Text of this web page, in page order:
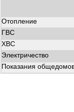
Отопление
ГВС
ХВС
Электричество
Показания